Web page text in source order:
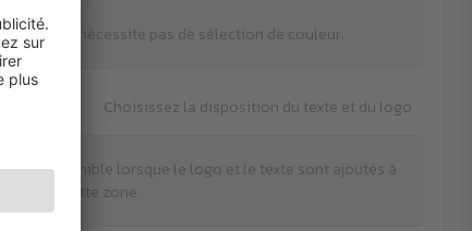
ne nécessite pas de sélection de couleur.
Choisissez la disposition du texte et du logo
est disponible lorsque le logo et le texte sont ajoutés à
cette zone.